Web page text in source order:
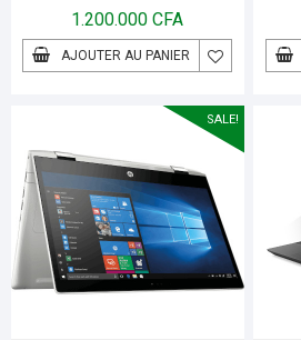
1.200.000CFA
AJOUTER AU PANIER
SALE!